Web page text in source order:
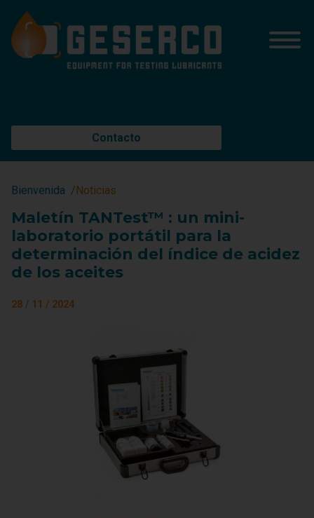
Contacto
Bienvenida Noticias
Maletín TANTest™ : un mini-
laboratorio portátil para la
determinación del índice de acidez
de los aceites
28 / 11 / 2024